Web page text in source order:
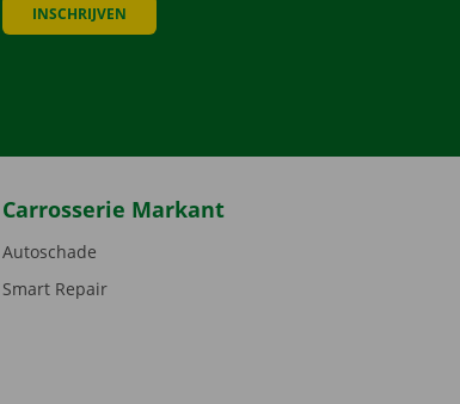
INSCHRIJVEN
Carrosserie Markant
Autoschade
Smart Repair